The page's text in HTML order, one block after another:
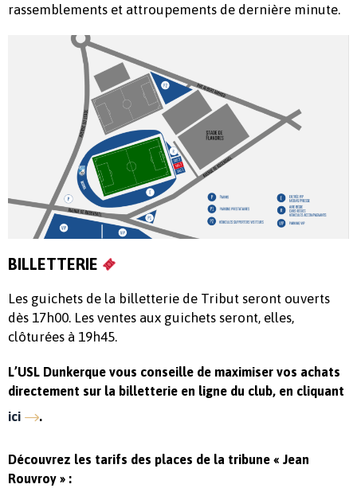
rassemblements et attroupements de dernière minute.
BILLETTERIE
Les guichets de la billetterie de Tribut seront ouverts
dès 17h00. Les ventes aux guichets seront, elles,
clôturées à 19h45.
L’USL Dunkerque vous conseille de maximiser vos achats
directement sur la billetterie en ligne du club, en cliquant
ici
.
Découvrez les tarifs des places de la tribune « Jean
Rouvroy » :